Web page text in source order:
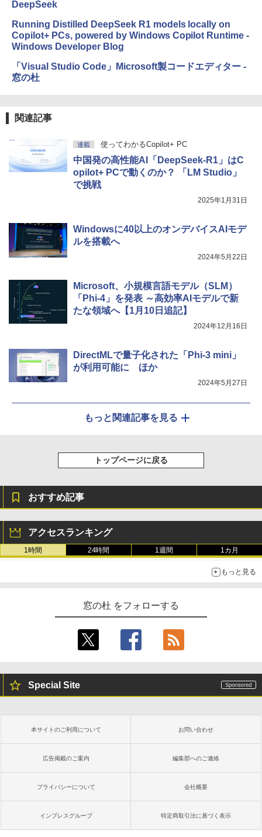
DeepSeek
Running Distilled DeepSeek R1 models locally on
Copilot+ PCs, powered by Windows Copilot Runtime -
Windows Developer Blog
「Visual Studio Code」Microsoft製コードエディター -
窓の杜
関連記事
連載 使ってわかるCopilot+ PC
中国発の高性能AI「DeepSeek-R1」はC
opilot+ PCで動くのか？ 「LM Studio」
で挑戦
2025年1月31日
Windowsに40以上のオンデバイスAIモデ
ルを搭載へ
2024年5月22日
Microsoft、小規模言語モデル（SLM）
「Phi-4」を発表 ～高効率AIモデルで新
たな領域へ【1月10日追記】
2024年12月16日
DirectMLで量子化された「Phi-3 mini」
が利用可能に ほか
2024年5月27日
もっと関連記事を見る
トップページに戻る
おすすめ記事
アクセスランキング
1時間 24時間 1週間 1カ月
もっと見る
窓の杜 をフォローする
Special Site
本サイトのご利用について お問い合わせ
広告掲載のご案内 編集部へのご連絡
プライバシーについて 会社概要
インプレスグループ 特定商取引法に基づく表示